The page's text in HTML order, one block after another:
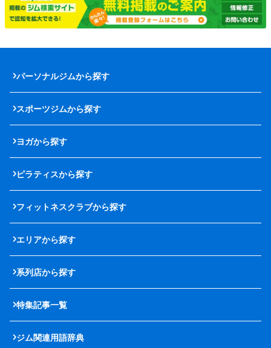
パーソナルジムから探す
スポーツジムから探す
ヨガから探す
ピラティスから探す
フィットネスクラブから探す
エリアから探す
系列店から探す
特集記事一覧
ジム関連用語辞典